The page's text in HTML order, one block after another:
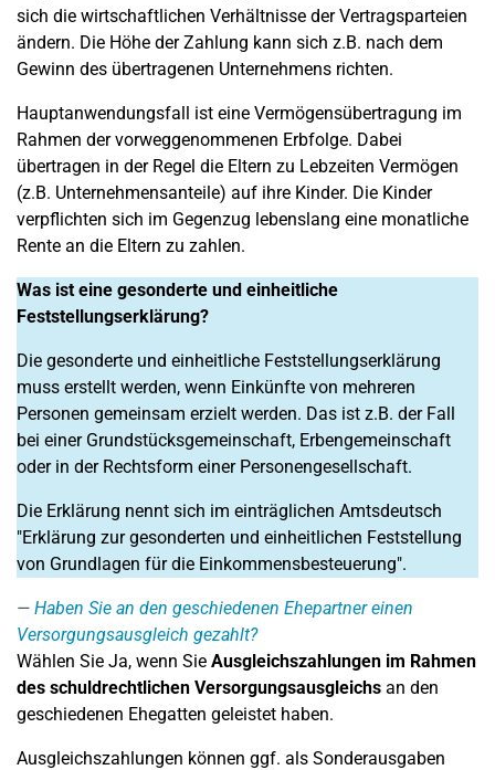
sich die wirtschaftlichen Verhältnisse der Vertragsparteien
ändern. Die Höhe der Zahlung kann sich z.B. nach dem
Gewinn des übertragenen Unternehmens richten.
Hauptanwendungsfall ist eine Vermögensübertragung im
Rahmen der vorweggenommenen Erbfolge. Dabei
übertragen in der Regel die Eltern zu Lebzeiten Vermögen
(z.B. Unternehmensanteile) auf ihre Kinder. Die Kinder
verpflichten sich im Gegenzug lebenslang eine monatliche
Rente an die Eltern zu zahlen.
Was ist eine gesonderte und einheitliche
Feststellungserklärung?
Die gesonderte und einheitliche Feststellungserklärung
muss erstellt werden, wenn Einkünfte von mehreren
Personen gemeinsam erzielt werden. Das ist z.B. der Fall
bei einer Grundstücksgemeinschaft, Erbengemeinschaft
oder in der Rechtsform einer Personengesellschaft.
Die Erklärung nennt sich im einträglichen Amtsdeutsch
"Erklärung zur gesonderten und einheitlichen Feststellung
von Grundlagen für die Einkommensbesteuerung".
Haben Sie an den geschiedenen Ehepartner einen
Versorgungsausgleich gezahlt?
Wählen Sie Ja, wenn Sie Ausgleichszahlungen im Rahmen
des schuldrechtlichen Versorgungsausgleichs an den
geschiedenen Ehegatten geleistet haben.
Ausgleichszahlungen können ggf. als Sonderausgaben